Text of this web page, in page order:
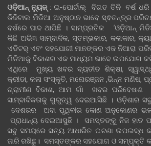
ଓଡ଼ିଆନ୍‍ ନ୍ୟୁଜ୍‍: ଇ-ପୋର୍ଟାଲ୍ ବିଗତ ତିନି ବର୍ଷ
ଡିଜିଟାଲ ମିଡିଆ ଅନୁଷ୍ଠାନ ଭାବେ ସ୍ଵତନ୍ତ୍ର
ବର୍ଷରେ ପାଦ ଥାପିଛି । ସାମ୍ପ୍ରତିକ ‘ଓଡ଼ିଆନ୍‍
କିଛି ଅଭିଜ୍ଞ ସାମ୍ବାଦିକ, ସ୍ତମ୍ଭକାର, କଳାକାର,
ଏଡିଟର୍ ଏବଂ ସହଯୋଗୀ ମାନଙ୍କର ଏକ ନିଆରା
ମିଡିଆକୁ ବିକାଶର ଏକ ମାଧ୍ୟମ ଭାବେ ଉପଯୋଗ
ଏଥିରେ ମୁଖ୍ୟ ଖବର ବ୍ୟତୀତ ଶିକ୍ଷା,
କ୍ରୀଡା, କଳା ସଂସ୍କୃତି, ମନୋରଞ୍ଜନ ,ଭିନ୍ନ ମଣିଷ,
ଗ୍ରାମୀଣ ବିକାଶ, ଆମ ଗାଁ ଖବର
ସାମ୍ବାଦିକତାକୁ ଗୁରୁତ୍ୱ ଦେଇଆସିଛି । ଓଡ଼ିଶାର
ଦେଶରର ଅବା ପୃଥିବୀର କୋଣ ଅନୁକୋଣର
ପ୍ରାଧାନ୍ୟ ଦେଇଆସୁଛି । ସମସ୍ତଙ୍କୁ ନିଜ ହାତ
ସବୁ ସମୟରେ ସତ୍ୟ ଆଧାରିତ ଘଟଣା ଉପଲବ୍ଧ
ଜାରି ରଖିଛୁ। ସମସ୍ତଙ୍କର ସହଯୋଗ ଓ ସମ୍ପୃକ୍ତି